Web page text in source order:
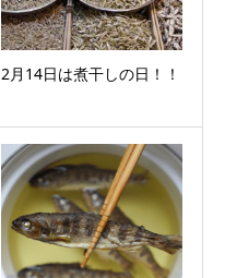
2月14日は煮干しの日！！